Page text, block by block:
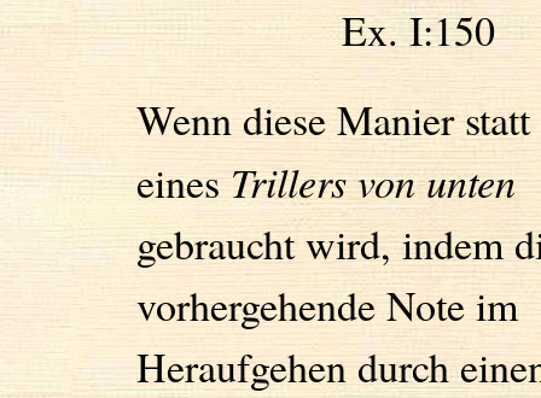
Ex.
Wenn diese Manier statt
eines Trillers von unten
gebraucht wird, indem
vorhergehende Note im
Heraufgehen durch